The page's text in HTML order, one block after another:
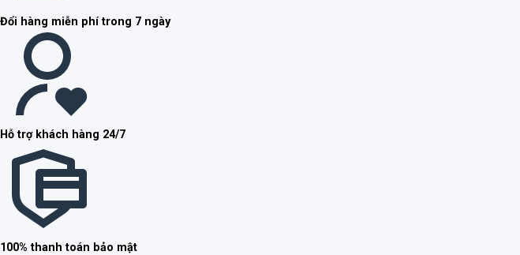
Đổi hàng miễn phí trong 7 ngày
Hỗ trợ khách hàng 24/7
100% thanh toán bảo mật